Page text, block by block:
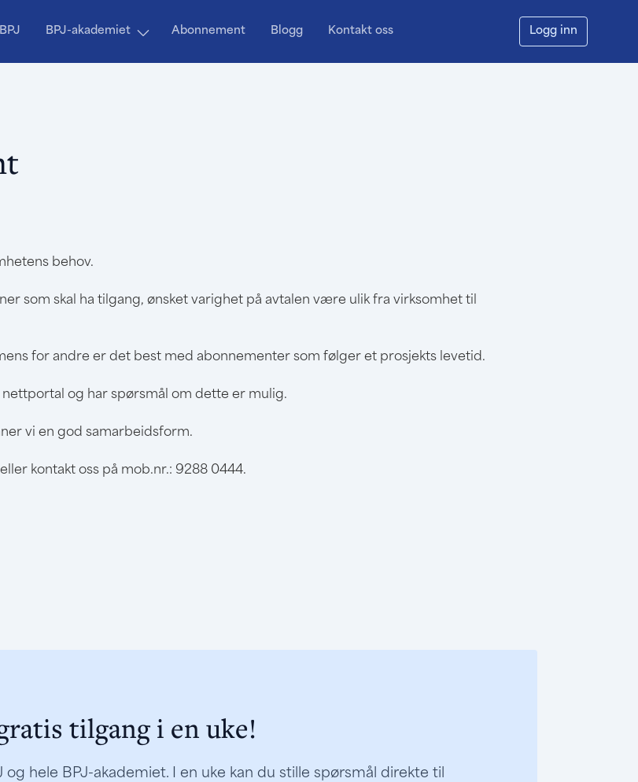
BPJ-akademiet Abonnement Blogg Kontakt oss Logg inn
behov.
som skal ha tilgang, ønsket varighet på avtalen være ulik fra virksomhet til
for andre er det best med abonnementer som følger et prosjekts levetid.
og har spørsmål om dette er mulig.
vi en god samarbeidsform.
eller kontakt oss på mob.nr.: 9288 0444.
tilgang i en uke!
og hele BPJ-akademiet. I en uke kan du stille spørsmål direkte til